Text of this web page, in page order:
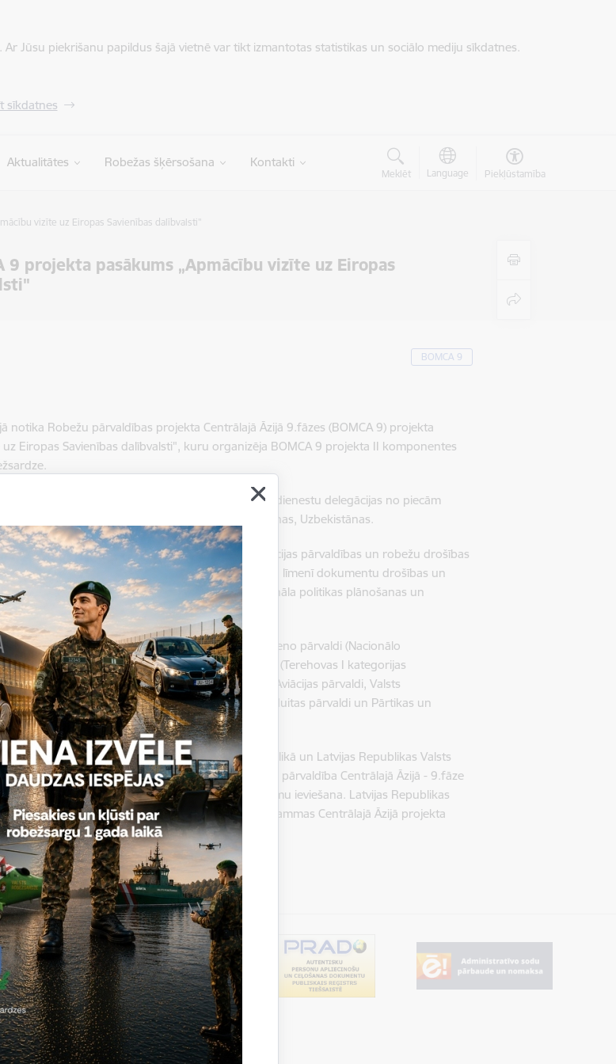
Jūsu piekrišanu papildus šajā vietnē var tikt izmantotas statistikas un sociālo mediju sīkdatnes.
sīkdatnes
Aktualitātes Robežas šķērsošana Kontakti
Meklēt Language Piekļūstamība
vizīte uz Eiropas Savienības dalībvalsti"
9 projekta pasākums „Apmācību vizīte uz Eiropas
BOMCA 9
notika Robežu pārvaldības projekta Centrālajā Āzijā 9.fāzes (BOMCA 9) projekta
Eiropas Savienības dalībvalsti", kuru organizēja BOMCA 9 projekta II komponentes
muitas, veterināro un fitosanitāro dienestu delegācijas no piecām
Kirgizstānas, Tadžikistānas, Turkmenistānas, Uzbekistānas.
Eiropas Savienības labāko praksi legālās migrācijas pārvaldības un robežu drošības
organizāciju centrālajā, reģionālajā un vietējā līmenī dokumentu drošības un
un robežuzraudzības nodrošināšanā, personāla politikas plānošanas un
delegācijas apmeklēja Valsts robežsardzes Galveno pārvaldi (Nacionālo
dienestu), Valsts robežsardzes Ludzas pārvaldi (Terehovas I kategorijas
robežapsardzības nodaļu), Valsts robežsardzes Aviācijas pārvaldi, Valsts
sadarbības iestādes - Valsts Ieņēmumu dienesta Muitas pārvaldi un Pārtikas un
Savienības pārstāvniecību Kirgizstānas Republikā un Latvijas Republikas Valsts
līgums No DCI-ASIE/2015/358-348: „Robežu pārvaldība Centrālajā Āzijā - 9.fāze
2015.gada 15.jūnijā tika uzsākta projekta pasākumu ieviešana. Latvijas Republikas
kā vadošā institūcija Robežu pārvaldības programmas Centrālajā Āzijā projekta
informācija bija noderīga?